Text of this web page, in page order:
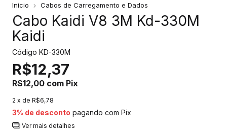
Início Cabos de Carregamento e Dados
Cabo Kaidi V8 3M Kd-330M
Kaidi
Código KD-330M
R$12,37
R$12,00 com Pix
2 x de R$6,78
3% de desconto pagando com Pix
Ver mais detalhes